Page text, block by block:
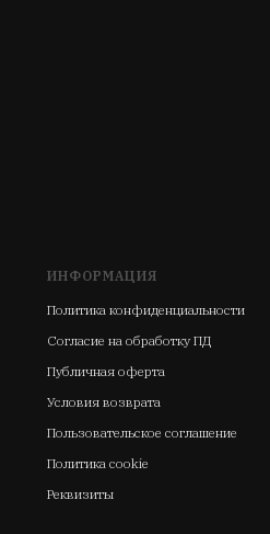
ИНФОРМАЦИЯ
Политика конфиденциальности
Согласие на обработку ПД
Публичная оферта
Условия возврата
Пользовательское соглашение
Политика cookie
Реквизиты